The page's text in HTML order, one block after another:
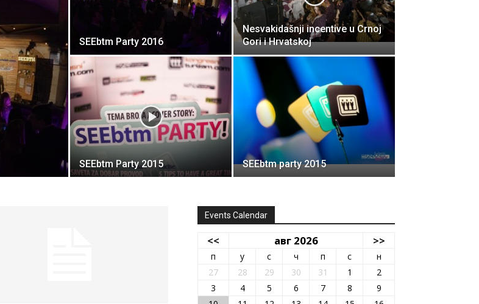
&
SEEbtm Party 2016
Nesvakidašnji incentive u Crnoj
Gori i Hrvatskoj
SEEbtm Party 2015 SEEbtm party 2015
Events Calendar
<< авг 2026 >>
п у с ч п с
н
27
28 29 30 31 1
2
3
4 5 6 7 8
9